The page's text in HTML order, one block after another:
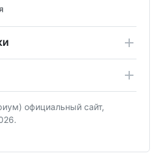
официальный сайт,